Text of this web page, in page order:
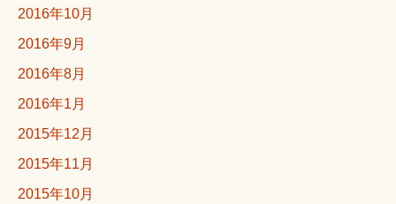
2016年10月
2016年9月
2016年8月
2016年1月
2015年12月
2015年11月
2015年10月